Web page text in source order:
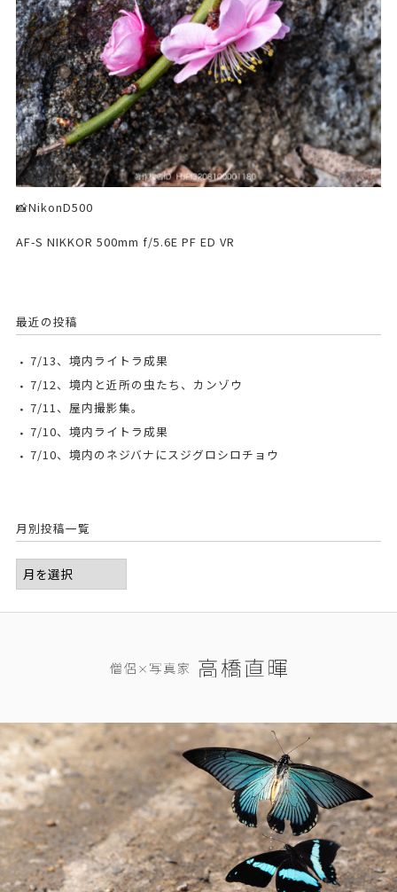
📸NikonD500
AF-S NIKKOR 500mm f/5.6E PF ED VR
最近の投稿
7/13、境内ライトラ成果
7/12、境内と近所の虫たち、カンゾウ
7/11、屋内撮影集。
7/10、境内ライトラ成果
7/10、境内のネジバナにスジグロシロチョウ
月別投稿一覧